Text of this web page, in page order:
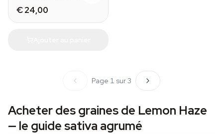
€ 24,00
Page 1 sur 3
Acheter des graines de Lemon Haze
— le guide sativa agrumé